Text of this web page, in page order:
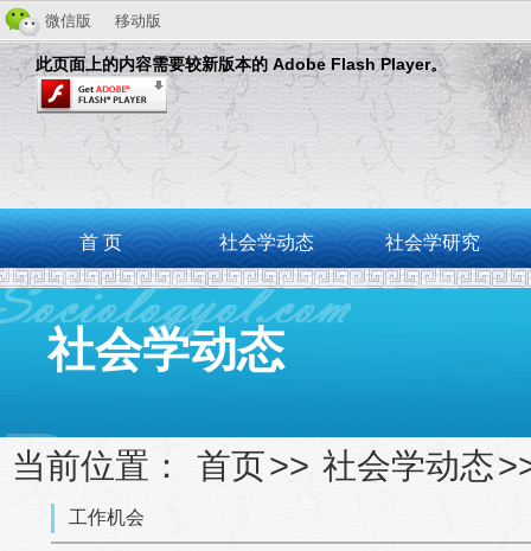
微信版 移动版
此页面上的内容需要较新版本的 Adobe Flash Player。
首 页 社会学动态 社会学研究
社会学动态
当前位置： 首页>> 社会学动态
工作机会